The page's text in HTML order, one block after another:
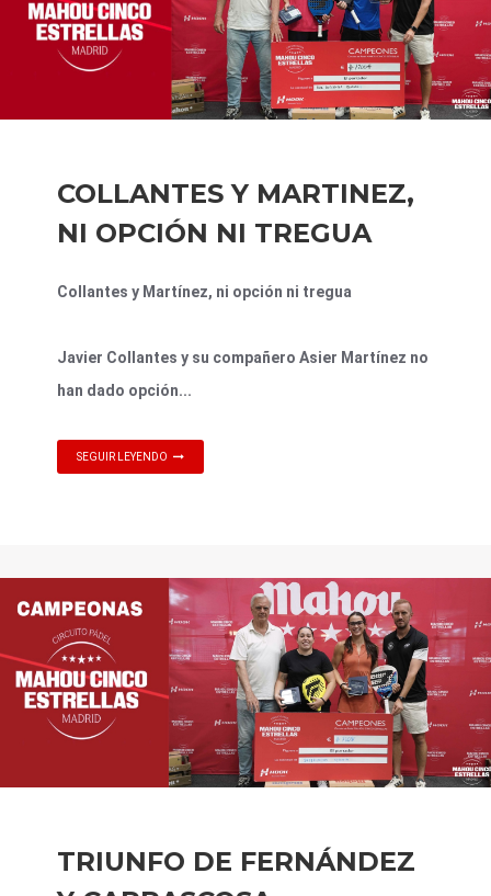
COLLANTES Y MARTINEZ,
NI OPCIÓN NI TREGUA
Collantes y Martínez, ni opción ni tregua
Javier Collantes y su compañero Asier Martínez no
han dado opción...
SEGUIR LEYENDO
TRIUNFO DE FERNÁNDEZ